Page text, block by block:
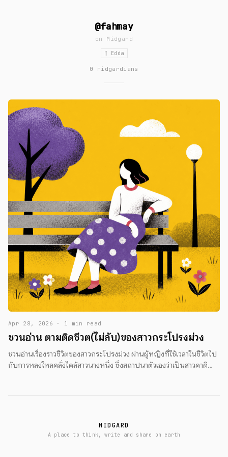
@fahmay
on Midgard
ᛖ Edda
0 midgardians
Apr 28, 2026 · 1 min read
ชวนอ่าน ตามติดชีวิต(ไม่ลับ)ของสาวกระโปรงม่วง
ชวนอ่านเรื่องราวชีวิตของสาวกระโปรงม่วง ผ่านผู้หญิงที่ใช้เวลาในชีวิตไป
กับการหลงใหลคลั่งไคล้สาวนางหนึ่ง ซึ่งสถาปนาตัวเองว่าเป็นสาวคาดิ
MIDGARD
A place to think, write and share on earth